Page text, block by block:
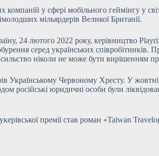
компаній у сфері мобільного геймінгу у
мільярдерів Великої Британії.
24 лютого 2022 року, керівництво
серед українських співробітників.
ніколи не може бути вирішенням
Українському Червоному Хресту. У
російські юридичні особи були
премії став роман «Taiwan